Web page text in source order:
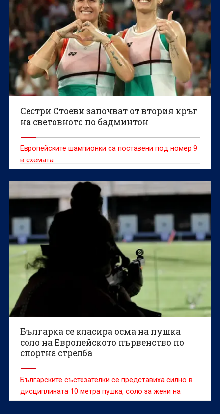
Сестри Стоеви започват от втория кръг
на световното по бадминтон
Европейските шампионки са поставени под номер 9
в схемата
Българка се класира осма на пушка
соло на Европейското първенство по
спортна стрелба
Българските състезателки се представиха силно в
дисциплината 10 метра пушка, соло за жени на
Европейското първенство до 23 години по спортна